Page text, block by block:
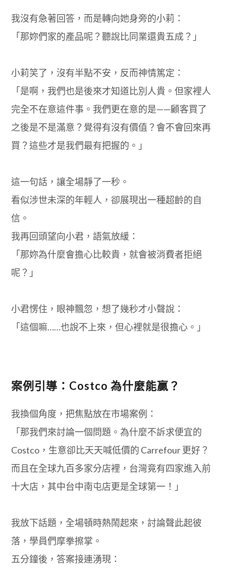
我沒有急著回答，而是轉向她身旁的小莉：
「那妳們家的產品呢？聽說比同業還貴五成？」
小莉笑了，沒有半點不安，反而神情篤定：
「是啊，我們也是後來才知道比別人貴。但家裡人
完全不在意這件事。我們更在意的是——顧客買了
之後是不是滿意？覺得有沒有價值？會不會回來再
買？這些才是我們最有把握的。」
這一句話，讓全場靜了一秒。
看似涉世未深的年輕人，卻展現出一種超齡的自
信。
我再回頭望向小君，語氣放緩：
「那妳為什麼會擔心比較貴，就會被消費者拒絕
呢？」
小君愣住，眼神飄忽，想了幾秒才小聲說：
「這個嘛……也說不上來，但心裡就是很擔心。」
案例引導：Costco 為什麼能贏？
我換個角度，把焦點放在市場案例：
「那我們來討論一個問題。為什麼不訴求便宜的
Costco，生意卻比天天喊低價的 Carrefour 更好？
而且在全球九百多家分店裡，台灣竟有四家進入前
十大店，其中台中南屯店更是全球第一！」
我放下話題，全場頓時熱鬧起來，討論聲此起彼
落，學員們摩拳擦掌。
五分鐘後，答案接連湧現：